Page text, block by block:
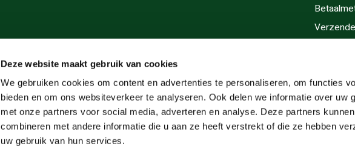
Deze website maakt gebruik van cookies
We gebruiken cookies om content en advertenties te personaliseren, om functies
bieden en om ons websiteverkeer te analyseren. Ook delen we informatie over uw
met onze partners voor social media, adverteren en analyse. Deze partners
combineren met andere informatie die u aan ze heeft verstrekt of die ze hebben
uw gebruik van hun services.
Inlijsten